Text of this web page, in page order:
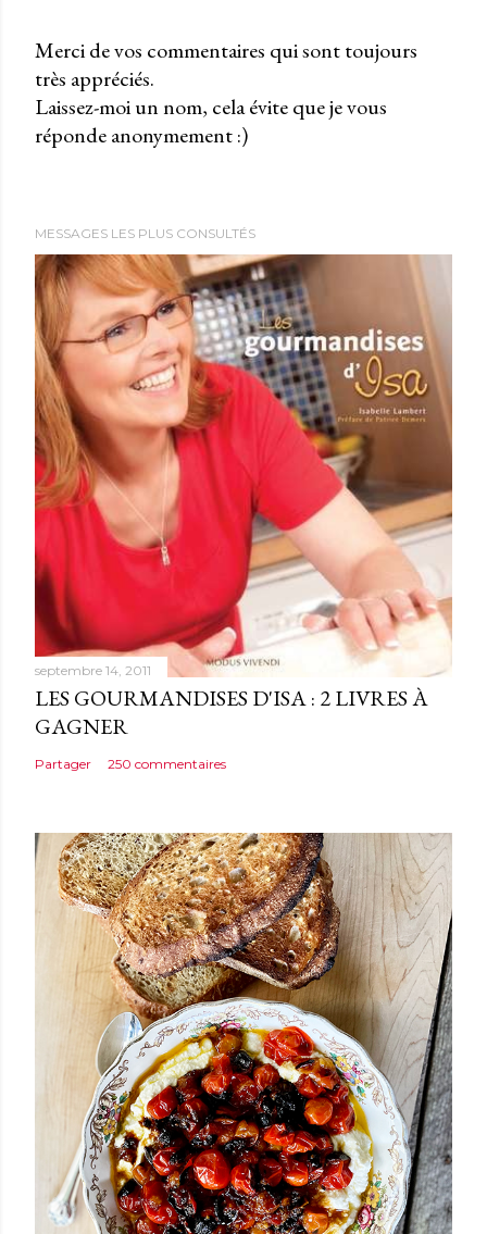
P
u
b
r
u
n
c
o
m
m
e
n
t
a
i
r
e
Merci de vos commentaires qui sont toujours
très appréciés.
Laissez-moi un nom, cela évite que je vous
réponde anonymement :)
MESSAGES LES PLUS CONSULTÉS
septembre 14, 2011
LES GOURMANDISES D'ISA : 2 LIVRES À
GAGNER
Partager 250 commentaires